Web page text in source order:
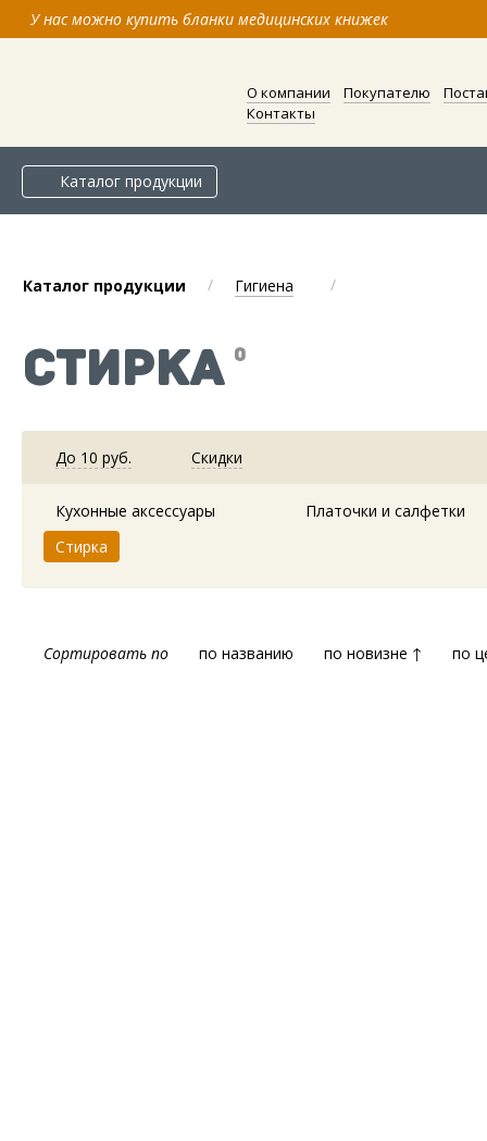
У нас можно купить бланки медицинских книжек
О компании Покупателю
Контакты
Каталог продукции
Каталог продукции / Гигиена /
СТИРКА 0
До 10 руб. Скидки
Кухонные аксессуары
Платочки и салфетки
Стирка
Сортировать по по названию по новизне ↑ по